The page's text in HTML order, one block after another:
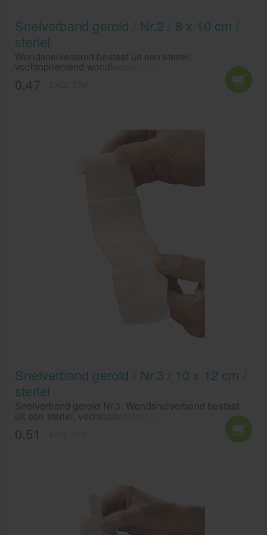
Snelverband gerold / Nr.2 / 8 x 10 cm /
steriel
Wondsnelverband bestaat uit een steriel,
vochtopnemend wondkussen met aan de ene zijde
een lange en aan de andere zijde een korte elastische
hydrofiele zwachtel.
0,47
Snelverband gerold / Nr.3 / 10 x 12 cm /
steriel
Snelverband gerold Nr.3. Wondsnelverband bestaat
uit een steriel, vochtopnemend wondkussen met aan
de ene zijde een lange en aan de andere zijde een
korte elastische hydrofiele zwachtel.
0,51